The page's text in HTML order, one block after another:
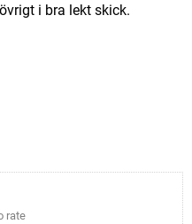
i bra lekt skick.
rate